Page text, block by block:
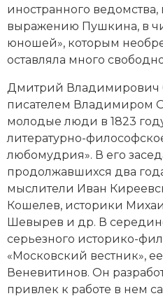
Северная Америка
Социально-
Специальные
СССР
Южная Америка
иностранного
выражению Пушкина, в
юношей», которым
оставляла много
Дмитрий Владимирович
писателем Владимиром
молодые люди в 1823
литературно-
любомудрия». В его
продолжавшихся два
мыслители Иван
Кошелев, историки
Шевырев и др. В
серьезного историко-
«Московский вестник»,
Веневитинов. Он
привлек к работе в нем